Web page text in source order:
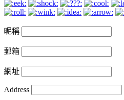
昵稱
郵箱
網址
Address